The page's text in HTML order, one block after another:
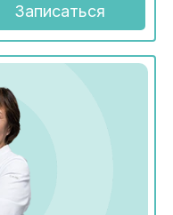
Записаться